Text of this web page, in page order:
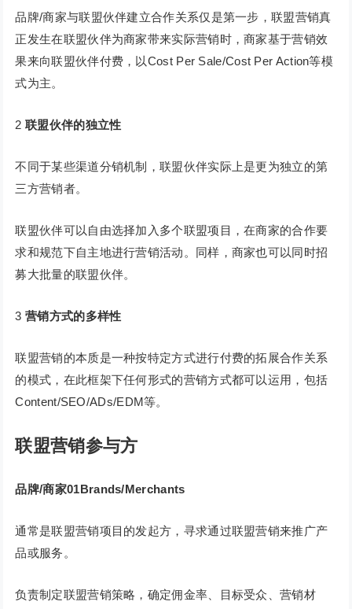
品牌/商家与联盟伙伴建立合作关系仅是第一步，联盟营销真
正发生在联盟伙伴为商家带来实际营销时，商家基于营销效
果来向联盟伙伴付费，以Cost Per Sale/Cost Per Action等模
式为主。
2联盟伙伴的独立性
不同于某些渠道分销机制，联盟伙伴实际上是更为独立的第
三方营销者。
联盟伙伴可以自由选择加入多个联盟项目，在商家的合作要
求和规范下自主地进行营销活动。同样，商家也可以同时招
募大批量的联盟伙伴。
3营销方式的多样性
联盟营销的本质是一种按特定方式进行付费的拓展合作关系
的模式，在此框架下任何形式的营销方式都可以运用，包括
Content/SEO/ADs/EDM等。
联盟营销参与方
品牌/商家01Brands/Merchants
通常是联盟营销项目的发起方，寻求通过联盟营销来推广产
品或服务。
负责制定联盟营销策略，确定佣金率、目标受众、营销材